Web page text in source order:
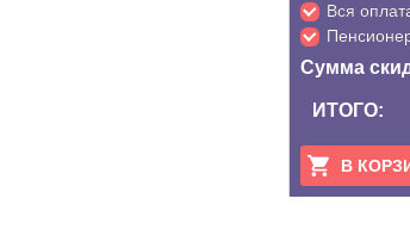
Вся
Сумма
ИТОГО:
В